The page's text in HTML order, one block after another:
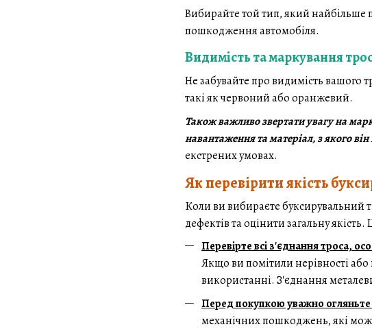
Вибирайте той тип, який найбільше
пошкодження автомобіля.
Видимість та маркування
Не забувайте про видимість вашого
такі як червоний або оранжевий.
Також важливо звертати увагу на
навантаження та матеріал, з якого
екстрених умовах.
Як перевірити якість
Коли ви вибираєте буксирувальний
дефектів та оцінити загальну
Перевірте всі з'єднання троса,
Якщо ви помітили нерівності або
використанні. З'єднання
Перед покупкою уважно огляньте
механічних пошкоджень, які